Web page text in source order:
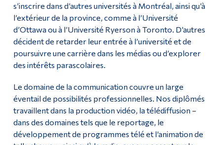
s’inscrire dans d’autres universités à Montréal, ainsi qu’à
l’extérieur de la province, comme à l’Université
d’Ottawa ou à l’Université Ryerson à Toronto. D’autres
décident de retarder leur entrée à l’université et de
poursuivre une carrière dans les médias ou d’explorer
des intérêts parascolaires.
Le domaine de la communication couvre un large
éventail de possibilités professionnelles. Nos diplômés
travaillent dans la production vidéo, la télédiffusion –
dans des domaines tels que le reportage, le
développement de programmes télé et l’animation de